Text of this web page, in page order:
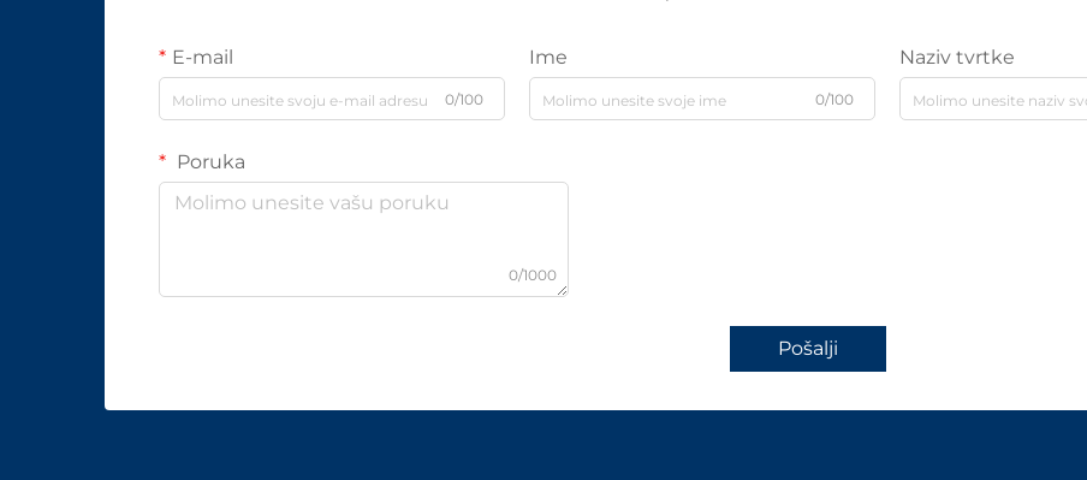
E-mail
0/100
Ime
0/100
Naziv tvrtke
Poruka
0/1000
Pošalji